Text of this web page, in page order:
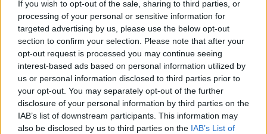
If you wish to opt-out of the sale, sharing to third parties, or
processing of your personal or sensitive information for
targeted advertising by us, please use the below opt-out
section to confirm your selection. Please note that after your
opt-out request is processed you may continue seeing
interest-based ads based on personal information utilized by
us or personal information disclosed to third parties prior to
your opt-out. You may separately opt-out of the further
disclosure of your personal information by third parties on the
IAB’s list of downstream participants. This information may
also be disclosed by us to third parties on the IAB’s List of